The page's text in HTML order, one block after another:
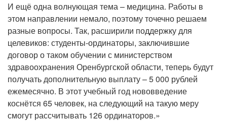
И ещё одна волнующая тема – медицина. Работы в
этом направлении немало, поэтому точечно решаем
разные вопросы. Так, расширили поддержку для
целевиков: студенты-ординаторы, заключившие
договор о таком обучении с министерством
здравоохранения Оренбургской области, теперь будут
получать дополнительную выплату – 5 000 рублей
ежемесячно. В этот учебный год нововведение
коснётся 65 человек, на следующий на такую меру
смогут рассчитывать 126 ординаторов.»